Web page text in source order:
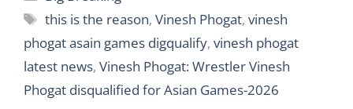
Tags
this is the reason,Vinesh Phogat,vinesh
phogat asain games digqualify, vinesh phogat
latest news, Vinesh Phogat: Wrestler Vinesh
Phogat disqualified for Asian Games-2026